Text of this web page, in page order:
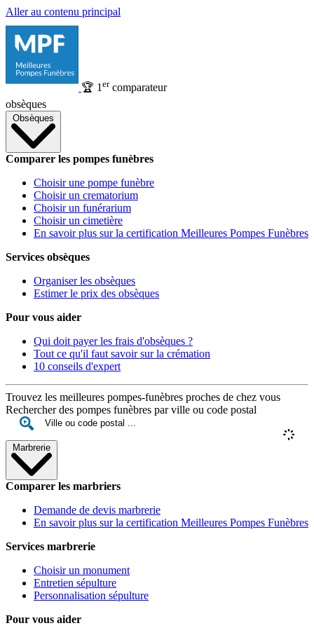
Aller au contenu principal
🏆 1 ercomparateur
obsèques
Obsèques
Comparer les pompes funèbres
Choisir une pompe funèbre
Choisir un crematorium
Choisir un funérarium
Choisir un cimetière
En savoir plus sur la certification Meilleures Pompes Funèbres
Services obsèques
Organiser les obsèques
Estimer le prix des obsèques
Pour vous aider
Qui doit payer les frais d'obsèques ?
Tout ce qu'il faut savoir sur la crémation
10 conseils d'expert
Trouvez les meilleures pompes-funèbres proches de chez vous
Rechercher des pompes funèbres par ville ou code postal
Marbrerie
Comparer les marbriers
Demande de devis marbrerie
En savoir plus sur la certification Meilleures Pompes Funèbres
Services marbrerie
Choisir un monument
Entretien sépulture
Personnalisation sépulture
Pour vous aider